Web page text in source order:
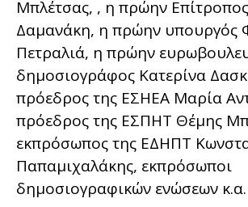
Μπλέτσας, , η πρώην
Δαμανάκη, η πρώην υπουργός
Πετραλιά, η πρώην
δημοσιογράφος Κατερίνα
πρόεδρος της ΕΣΗΕΑ Μαρία
πρόεδρος της ΕΣΠΗΤ Θέμης
εκπρόσωπος της ΕΔΗΠΤ
Παπαμιχαλάκης, εκπρόσωποι
δημοσιογραφικών ενώσεων κ.α.